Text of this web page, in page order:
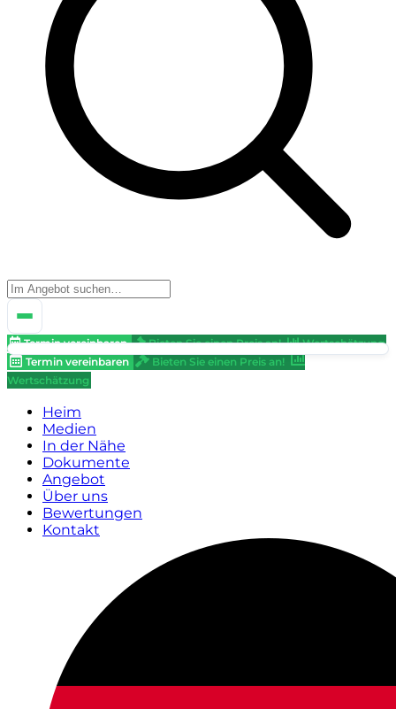
Termin vereinbaren Bieten Sie einen Preis an!
Wertschätzung
Termin vereinbaren
Bieten Sie einen Preis an!
Wertschätzung
Heim
Medien
In der Nähe
Dokumente
Angebot
Über uns
Bewertungen
Kontakt